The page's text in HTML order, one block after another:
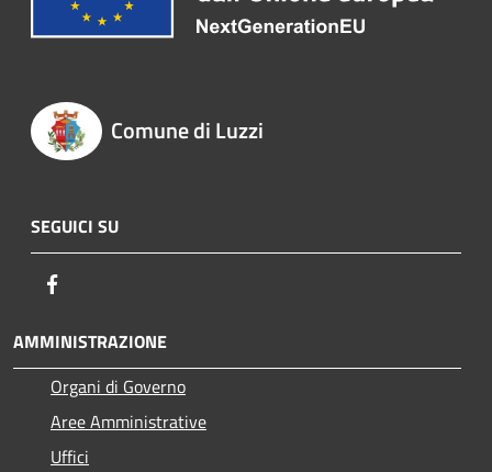
Comune di Luzzi
SEGUICI SU
AMMINISTRAZIONE
Organi di Governo
Aree Amministrative
Uffici